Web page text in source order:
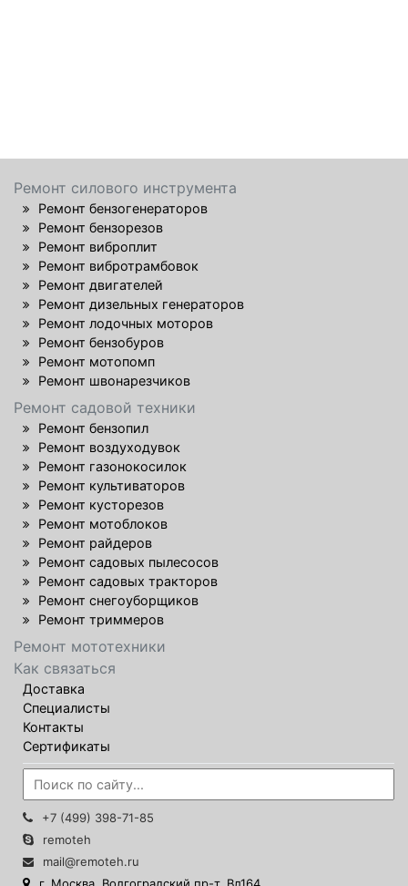
Ремонт силового инструмента
Ремонт бензогенераторов
Ремонт бензорезов
Ремонт виброплит
Ремонт вибротрамбовок
Ремонт двигателей
Ремонт дизельных генераторов
Ремонт лодочных моторов
Ремонт бензобуров
Ремонт мотопомп
Ремонт швонарезчиков
Ремонт садовой техники
Ремонт бензопил
Ремонт воздуходувок
Ремонт газонокосилок
Ремонт культиваторов
Ремонт кусторезов
Ремонт мотоблоков
Ремонт райдеров
Ремонт садовых пылесосов
Ремонт садовых тракторов
Ремонт снегоуборщиков
Ремонт триммеров
Ремонт мототехники
Как связаться
Доставка
Специалисты
Контакты
Сертификаты
+7 (499) 398-71-85
remoteh
mail@remoteh.ru